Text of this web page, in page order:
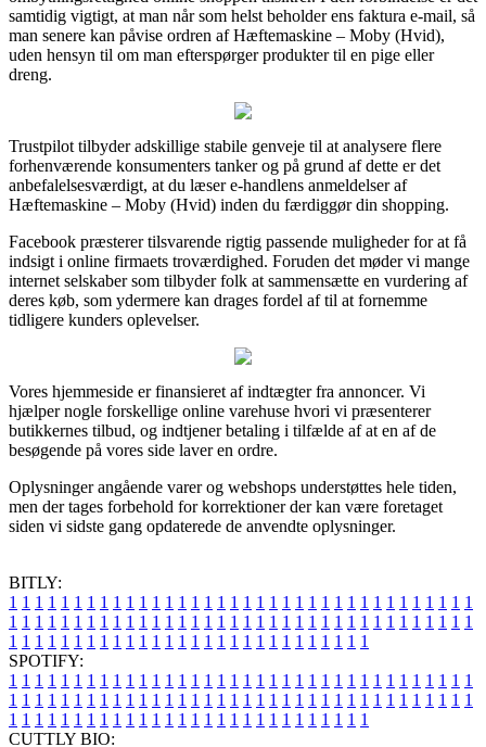
samtidig vigtigt, at man når som helst beholder ens faktura e-mail, så
man senere kan påvise ordren af Hæftemaskine – Moby (Hvid),
uden hensyn til om man efterspørger produkter til en pige eller
dreng.
Trustpilot tilbyder adskillige stabile genveje til at analysere flere
forhenværende konsumenters tanker og på grund af dette er det
anbefalelsesværdigt, at du læser e-handlens anmeldelser af
Hæftemaskine – Moby (Hvid) inden du færdiggør din shopping.
Facebook præsterer tilsvarende rigtig passende muligheder for at få
indsigt i online firmaets troværdighed. Foruden det møder vi mange
internet selskaber som tilbyder folk at sammensætte en vurdering af
deres køb, som ydermere kan drages fordel af til at fornemme
tidligere kunders oplevelser.
Vores hjemmeside er finansieret af indtægter fra annoncer. Vi
hjælper nogle forskellige online varehuse hvori vi præsenterer
butikkernes tilbud, og indtjener betaling i tilfælde af at en af de
besøgende på vores side laver en ordre.
Oplysninger angående varer og webshops understøttes hele tiden,
men der tages forbehold for korrektioner der kan være foretaget
siden vi sidste gang opdaterede de anvendte oplysninger.
BITLY:
1 1 1 1 1 1 1 1 1 1 1 1 1 1 1 1 1 1 1 1 1 1 1 1 1 1 1 1 1 1 1 1 1 1 1 1
1 1 1 1 1 1 1 1 1 1 1 1 1 1 1 1 1 1 1 1 1 1 1 1 1 1 1 1 1 1 1 1 1 1 1 1
1 1 1 1 1 1 1 1 1 1 1 1 1 1 1 1 1 1 1 1 1 1 1 1 1 1 1 1
SPOTIFY:
1 1 1 1 1 1 1 1 1 1 1 1 1 1 1 1 1 1 1 1 1 1 1 1 1 1 1 1 1 1 1 1 1 1 1 1
1 1 1 1 1 1 1 1 1 1 1 1 1 1 1 1 1 1 1 1 1 1 1 1 1 1 1 1 1 1 1 1 1 1 1 1
1 1 1 1 1 1 1 1 1 1 1 1 1 1 1 1 1 1 1 1 1 1 1 1 1 1 1 1
CUTTLY BIO: